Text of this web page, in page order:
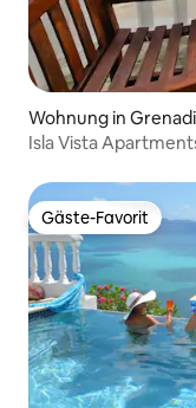
Wohnung in
Isla Vista
Gäste-Favorit
Gäste-Favorit